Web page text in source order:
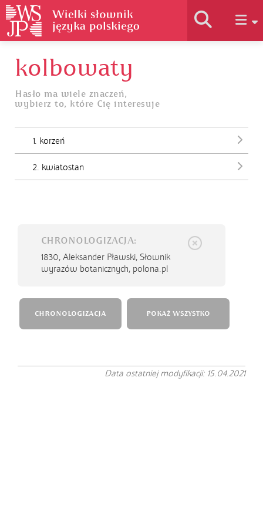
Historia słownika
Jak korzystać
kolbowaty
Hasło ma wiele znaczeń,
wybierz to, które Cię interesuje
1. korzeń
2. kwiatostan
CHRONOLOGIZACJA:
1830, Aleksander Pławski, Słownik
wyrazów botanicznych, polona.pl
CHRONOLOGIZACJA POKAŻ WSZYSTKO
Data ostatniej modyfikacji: 15.04.2021